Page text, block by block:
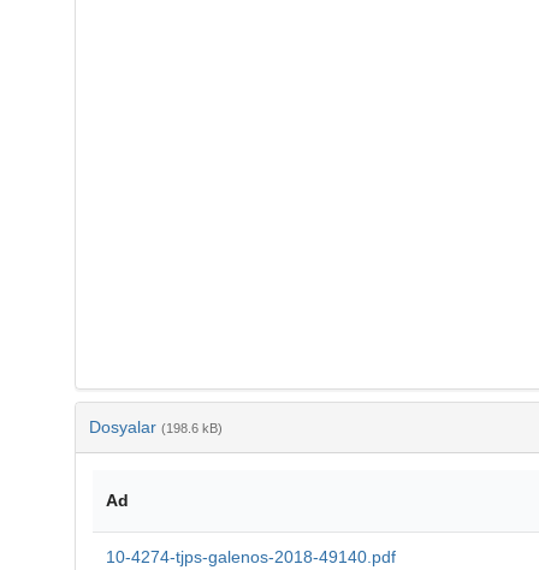
Dosyalar (198.6 kB)
Ad
10-4274-tjps-galenos-2018-49140.pdf